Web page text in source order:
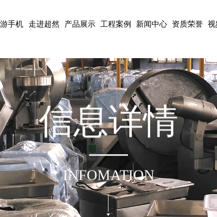
手机
官网_
游(中
国),
走进超然 产品展示 工程案例 新闻中心 资质荣誉 视
信息详情
INFOMATION